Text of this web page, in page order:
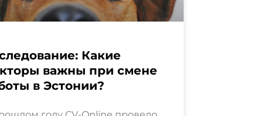
Какие
важны при смене
в Эстонии?